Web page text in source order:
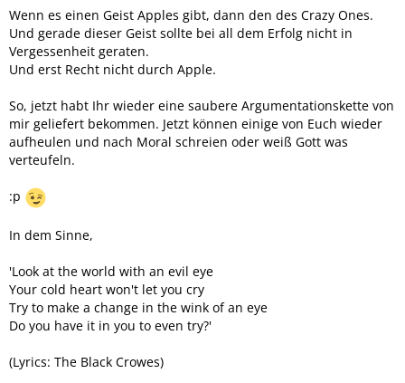
Wenn es einen Geist Apples gibt, dann den des Crazy Ones.
Und gerade dieser Geist sollte bei all dem Erfolg nicht in
Vergessenheit geraten.
Und erst Recht nicht durch Apple.
So, jetzt habt Ihr wieder eine saubere Argumentationskette von
mir geliefert bekommen. Jetzt können einige von Euch wieder
aufheulen und nach Moral schreien oder weiß Gott was
verteufeln.
:p
In dem Sinne,
'Look at the world with an evil eye
Your cold heart won't let you cry
Try to make a change in the wink of an eye
Do you have it in you to even try?'
(Lyrics: The Black Crowes)